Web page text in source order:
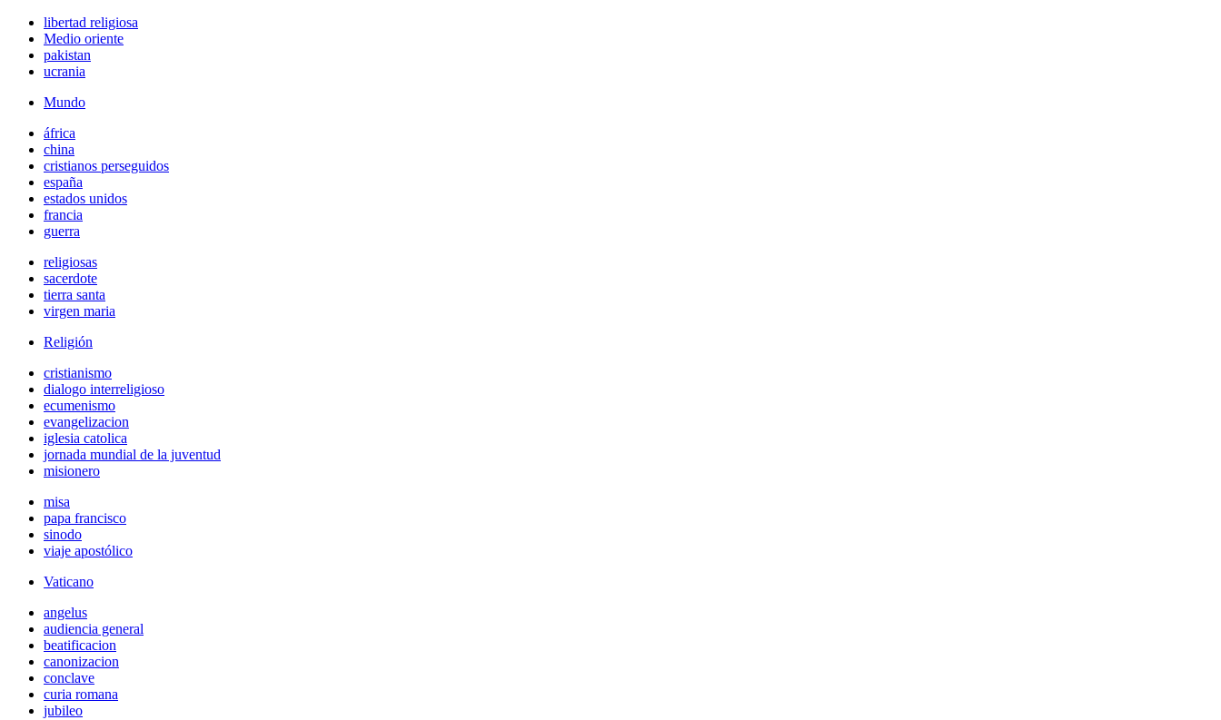
libertad religiosa
Medio oriente
pakistan
ucrania
Mundo
áfrica
china
cristianos perseguidos
españa
estados unidos
francia
guerra
religiosas
sacerdote
tierra santa
virgen maria
Religión
cristianismo
dialogo interreligioso
ecumenismo
evangelizacion
iglesia catolica
jornada mundial de la juventud
misionero
misa
papa francisco
sinodo
viaje apostólico
Vaticano
angelus
audiencia general
beatificacion
canonizacion
conclave
curia romana
jubileo